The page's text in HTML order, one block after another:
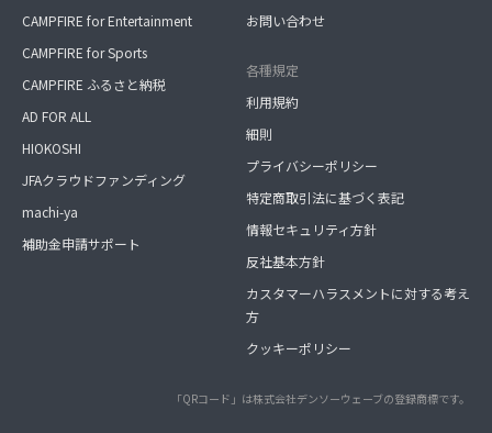
CAMPFIRE for Entertainment
CAMPFIRE for Sports
CAMPFIRE ふるさと納税
AD FOR ALL
HIOKOSHI
JFAクラウドファンディング
machi-ya
補助金申請サポート
お問い合わせ
各種規定
利用規約
細則
プライバシーポリシー
特定商取引法に基づく表記
情報セキュリティ方針
反社基本方針
カスタマーハラスメントに対する考え
方
クッキーポリシー
「QRコード」は株式会社デンソーウェーブの登録商標です。